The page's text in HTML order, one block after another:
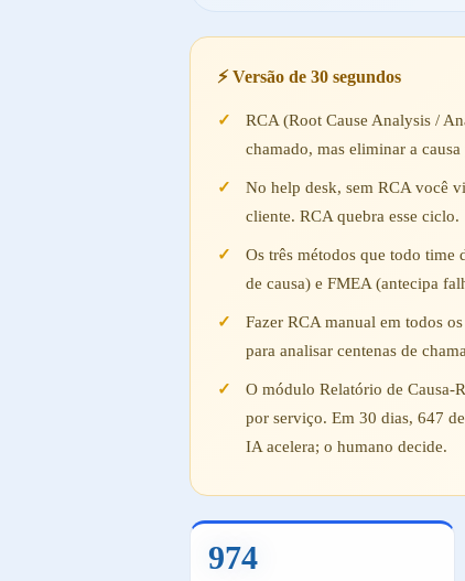
⚡ Versão de 30 segundos
RCA (Root Cause Analysis /
chamado, mas eliminar a
No help desk, sem RCA você
cliente. RCA quebra esse ciclo.
Os três métodos que todo time
de causa) e FMEA (antecipa
Fazer RCA manual em todos
para analisar centenas de
O módulo Relatório de Causa-
por serviço. Em 30 dias, 647
IA acelera; o humano decide.
974